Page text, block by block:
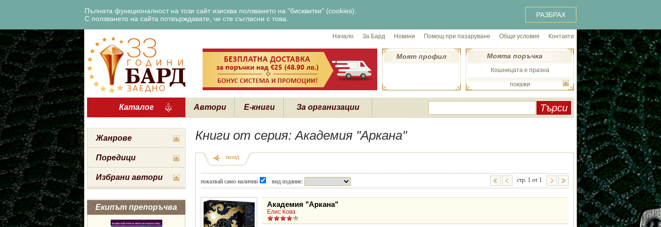
Пълната функционалност на този сайт изисква ползването на "бисквитки" (cookies).
С ползването на сайта потвърждавате, че сте съгласни с това.
РАЗБРАХ
Начало За Бард Новини Помощ при пазаруване Общи условия Контакти
Моят профил
Кошницата е празна
Моята поръчка
покажи
Каталог Автори Е-книги За организации
Жанрове
Поредици
Избрани автори
Екипът препоръчва
Книги от серия: Академия "Аркана"
показвай само налични вид издание: стр. 1 от 1
Академия "Аркана"
Елис Кова
назад